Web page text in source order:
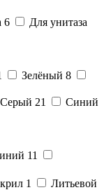
6
Для унитаза
Зелёный 8
Серый 21
Синий
11
1
Литьевой